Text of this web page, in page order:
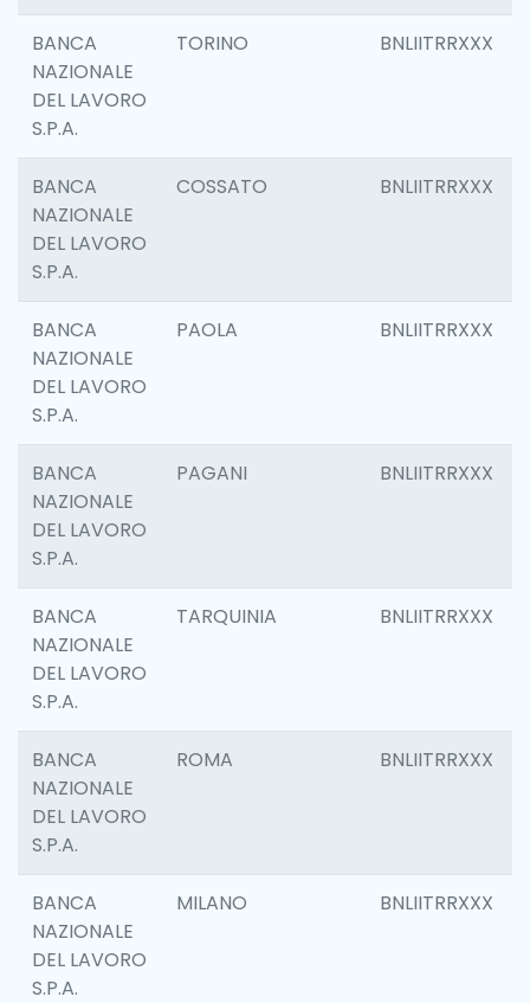
BANCA
NAZIONALE
DEL LAVORO
S.P.A.
TORINO BNLIITRRXXX
BANCA
NAZIONALE
DEL LAVORO
S.P.A.
COSSATO BNLIITRRXXX
BANCA
NAZIONALE
DEL LAVORO
S.P.A.
PAOLA BNLIITRRXXX
BANCA
NAZIONALE
DEL LAVORO
S.P.A.
PAGANI BNLIITRRXXX
BANCA
NAZIONALE
DEL LAVORO
S.P.A.
TARQUINIA BNLIITRRXXX
BANCA
NAZIONALE
DEL LAVORO
S.P.A.
ROMA BNLIITRRXXX
BANCA
NAZIONALE
DEL LAVORO
S.P.A.
MILANO BNLIITRRXXX